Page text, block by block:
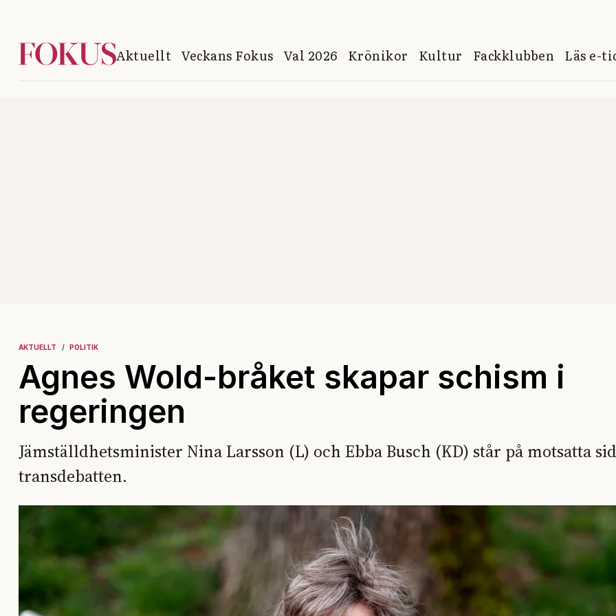
Aktuellt Veckans Fokus Val 2026 Krönikor Kultur Fackklubben Läs e-
AKTUELLT POLITIK
Agnes Wold-bråket skapar schism i
regeringen
Jämställdhetsminister Nina Larsson (L) och Ebba Busch (KD) står på motsatta
transdebatten.